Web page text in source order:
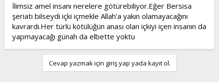
İlimsiz amel insanı nerelere götürebiliyor.Eğer Bersisa
şeriatı bilseydi içki içmekle Allah'a yakın olamayacağını
kavrardı.Her türlü kötülüğün anası olan içkiyi içen insanın da
yapmayacağı günah da elbette yoktu
Cevap yazmak için giriş yap yada kayıt ol.